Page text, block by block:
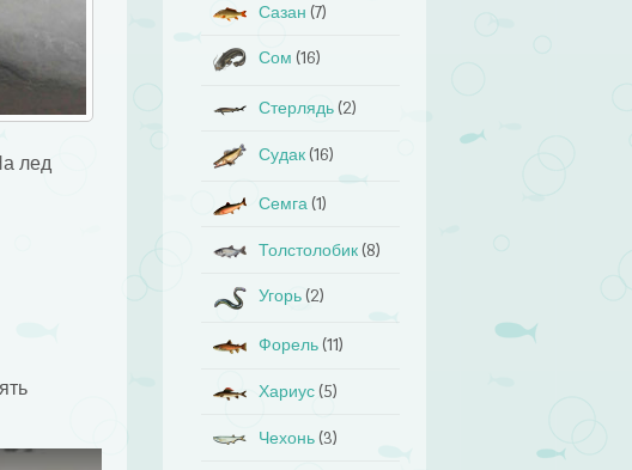
лед
Сазан (7)
Сом (16)
Стерлядь (2)
Судак (16)
Семга (1)
Толстолобик (8)
Угорь (2)
Форель (11)
Хариус (5)
Чехонь (3)